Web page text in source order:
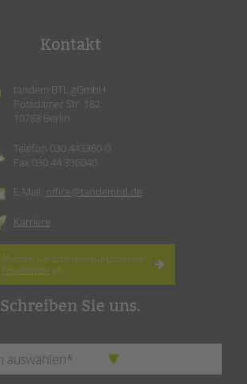
Kontakt
tandem BTL gGmbH
Potsdamer Str. 182
10783 Berlin
Telefon 030 443360-0
Fax 030 44 336040
E-Mail: office@tandembtl.de
Karriere
Melden Sie sich hier für unseren
Newsletter an.
Schreiben Sie uns.